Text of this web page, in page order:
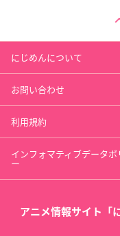
にじめんについて
お問い合わせ
利用規約
インフォマティブデータポ
ー
アニメ情報サイト「